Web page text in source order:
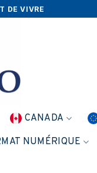
DE VIVRE
CANADA
NUMÉRIQUE